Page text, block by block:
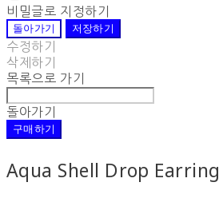
비밀글로 지정하기
돌아가기
저장하기
수정하기
삭제하기
목록으로 가기
돌아가기
구매하기
Aqua Shell Drop Earring